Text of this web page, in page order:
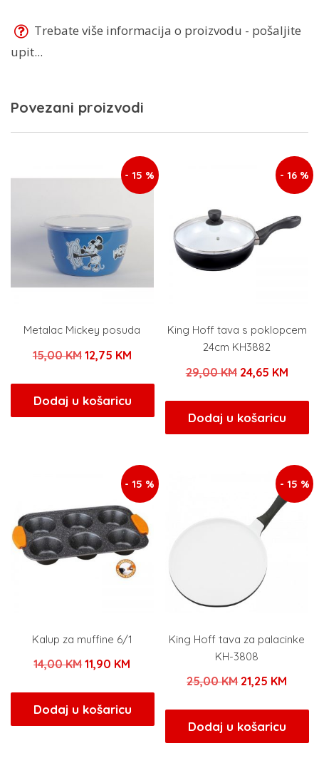
Trebate više informacija o proizvodu - pošaljite
upit...
Povezani proizvodi
- 15 %
Metalac Mickey posuda
15,00KM Izvorna
bila
je:
12,75 KMTrenutna
je:
12,75 KM.
Dodaj u košaricu
- 16 %
King Hoff tava s poklopcem
24cm KH3882
29,00KM Izvorna
bila
je:
24,65 KM
24,65
Dodaj u košaricu
- 15 %
Kalup za muffine 6/1
14,00KMIzvorna
bila
je:
11,90 KM
je:
11,90 KM.
Dodaj u košaricu
- 15 %
King Hoff tava za palacinke
KH-3808
25,00KM Izvorna
bila
je:
21,25 KM
21,25
Dodaj u košaricu